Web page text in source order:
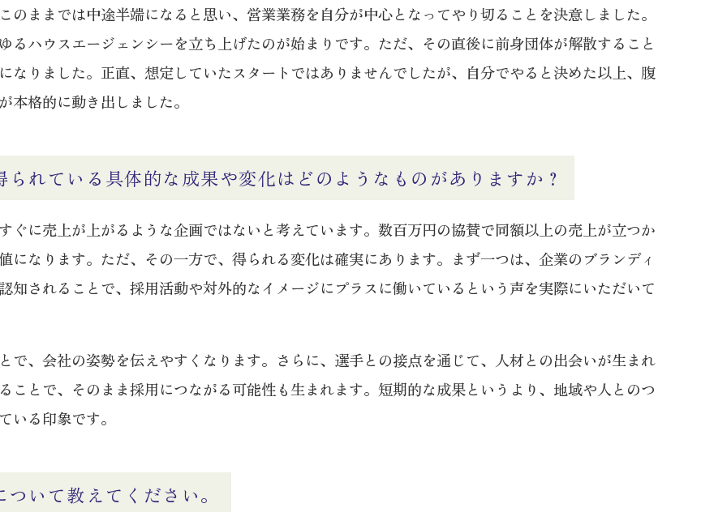
ままでは中途半端になると思い、営業業務を自分が中心となってやり切ることを決意しました。
るハウスエージェンシーを立ち上げたのが始まりです。ただ、その直後に前身団体が解散すること
なりました。正直、想定していたスタートではありませんでしたが、自分でやると決めた以上、腹
本格的に動き出しました。
れている具体的な成果や変化はどのようなものがありますか？
ぐに売上が上がるような企画ではないと考えています。数百万円の協賛で同額以上の売上が立つか
になります。ただ、その一方で、得られる変化は確実にあります。まず一つは、企業のブランディ
知されることで、採用活動や対外的なイメージにプラスに働いているという声を実際にいただいて
で、会社の姿勢を伝えやすくなります。さらに、選手との接点を通じて、人材との出会いが生まれ
ことで、そのまま採用につながる可能性も生まれます。短期的な成果というより、地域や人とのつ
いる印象です。
いて教えてください。